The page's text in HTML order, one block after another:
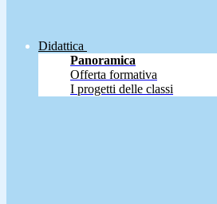
Didattica
Panoramica
Offerta formativa
I progetti delle classi